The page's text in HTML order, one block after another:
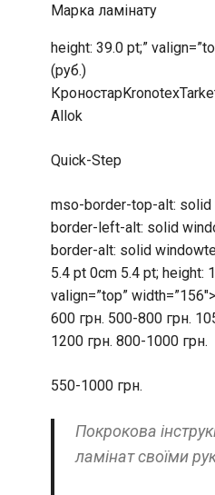
Марка ламінату
height: 39.0 pt;”
(руб.)
Allok
Quick-Step
mso-border-top-alt:
border-left-alt: solid
border-alt: solid
5.4 pt 0cm 5.4 pt; height:
valign=”top”
600 грн. 500-800 грн.
1200 грн. 800-1000 грн.
550-1000 грн.
Покрокова
ламінат своїми